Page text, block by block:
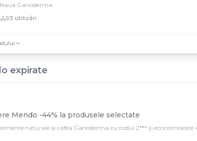
Ganoderma
93 utilizări
expirate
Mendo -44% la produsele selectate
naturale și cafea Ganoderma cu codul 2*** și economisește